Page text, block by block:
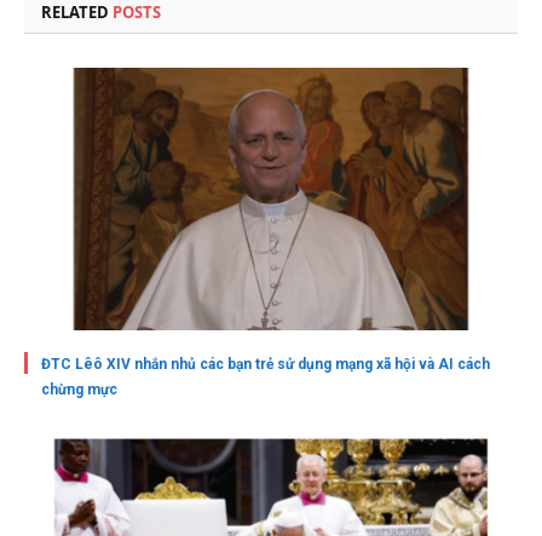
RELATED POSTS
ĐTC Lêô XIV nhắn nhủ các bạn trẻ sử dụng mạng xã hội và AI cách
chừng mực